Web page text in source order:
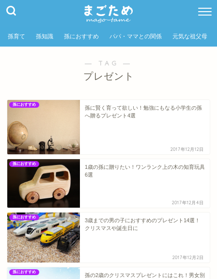
孫育て 孫知識 孫におすすめ パパ・ママとの関係 元気な祖父母
― TAG ―
プレゼント
孫におすすめ
孫に賢く育って欲しい！勉強にもなる小学生の孫
へ贈るプレゼント4選
2017年12月12日
孫におすすめ
1歳の孫に贈りたい！ワンランク上の木の知育玩具
6選
2017年12月4日
孫におすすめ
3歳までの男の子におすすめのプレゼント14選！
クリスマスや誕生日に
2017年12月2日
孫におすすめ
孫の2歳のクリスマスプレゼントにはこれ！男女別